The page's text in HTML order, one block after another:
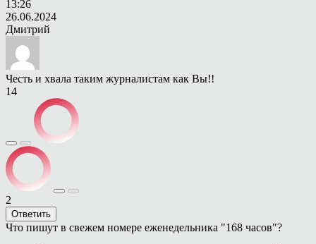
13:26
26.06.2024
Дмитрий
Честь и хвала таким журналистам как Вы!!
14
2
Ответить
Что пишут в свежем номере еженедельника "168 часов"?